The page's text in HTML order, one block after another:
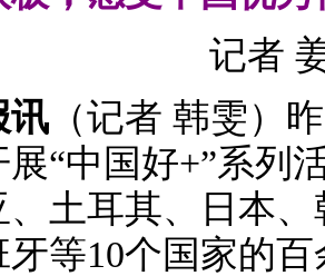
记者
讯 （记者 韩雯）
展“中国好+”系列
、土耳其、日本
等10个国家的